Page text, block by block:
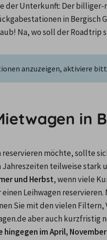
der Unterkunft: Der
in Bergisch
Na, wo soll der Roadtrip
anzuzeigen, aktiviere
in
möchte, sollte
und Herbst, wenn viele
Leihwagen
Sie mit den vielen
aber auch kurzfristig
im April,